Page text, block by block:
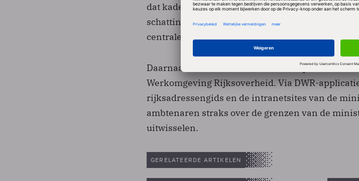
dat kader wordt een rijksbreed
schatting 130.000 rijksambtenaren bedient.
centrale infrastructuur voor de digitale
Daarnaast is Match ook betrokken bij de
Werkomgeving Rijksoverheid. Via DWR-
rijksadressengids en de intranetsites van de
ambtenaren straks over de grenzen van de
uitwisselen.
GERELATEERDE ARTIKELEN